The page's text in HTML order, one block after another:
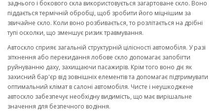
заднього і бокового скла використовується загартоване скло. Воно
піддається термічній обробці, щоб зробити його міцнішим за
звичайне скло. Коли воно розбивається, то розлітається на дрібні
тупі осколки, що зменшує ризик травмування.
Автоскло сприяє загальній структурній цілісності автомобіля. У разі
зіткнення або перекидання лобове скло допомагає запобігти
руйнуванню даху, захищаючи пасажирів. Крім того воно діє як
захисний бар'єр від зовнішніх елементів та допомагає підтримувати
оптимальний клімат в салоні автомобіля. Чисте і неушкоджене
автоскло забезпечує необхідну видимість, що має вирішальне
значення для безпечного водіння.